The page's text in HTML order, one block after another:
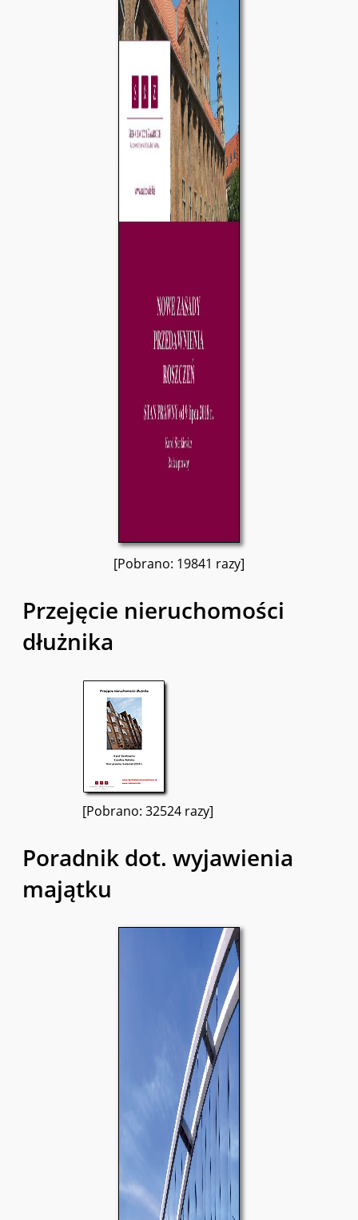
[Pobrano: 19841 razy]
Przejęcie nieruchomości
dłużnika
[Pobrano: 32524 razy]
Poradnik dot. wyjawienia
majątku